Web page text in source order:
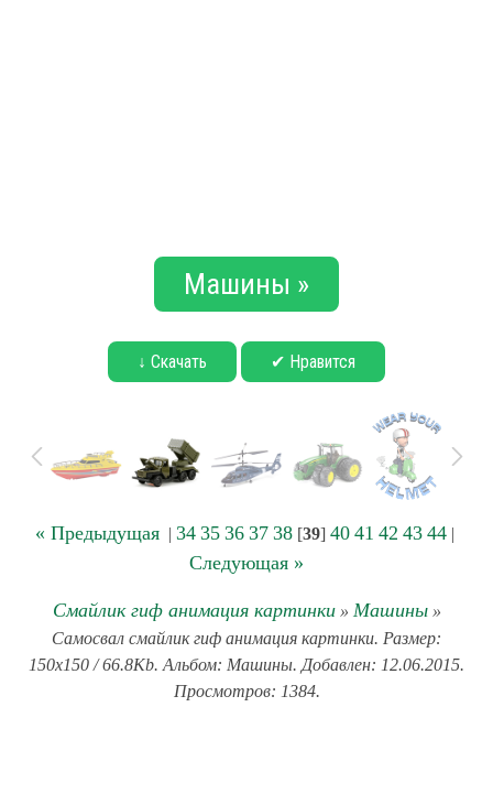
Машины »
↓ Скачать ✔ Нравится
« Предыдущая| 34 35 36 37 38[39] 40 41 42 43 44|
Следующая »
Смайлик гиф анимация картинки» Машины»
Самосвал смайлик гиф анимация картинки. Размер:
150x150 / 66.8Kb. Альбом: Машины. Добавлен: 12.06.2015.
Просмотров: 1384.